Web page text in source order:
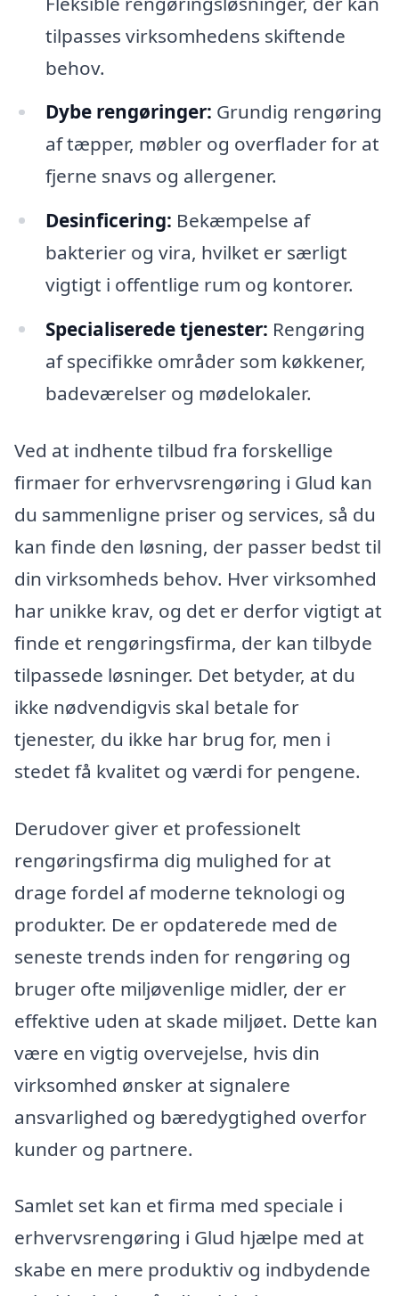
tilpasses virksomhedens skiftende
behov.
Dybe rengøringer: Grundig rengøring
af tæpper, møbler og overflader for at
fjerne snavs og allergener.
Desinficering: Bekæmpelse af
bakterier og vira, hvilket er særligt
vigtigt i offentlige rum og kontorer.
Specialiserede tjenester: Rengøring
af specifikke områder som køkkener,
badeværelser og mødelokaler.
Ved at indhente tilbud fra forskellige
firmaer for erhvervsrengøring i Glud kan
du sammenligne priser og services, så du
kan finde den løsning, der passer bedst til
din virksomheds behov. Hver virksomhed
har unikke krav, og det er derfor vigtigt at
finde et rengøringsfirma, der kan tilbyde
tilpassede løsninger. Det betyder, at du
ikke nødvendigvis skal betale for
tjenester, du ikke har brug for, men i
stedet få kvalitet og værdi for pengene.
Derudover giver et professionelt
rengøringsfirma dig mulighed for at
drage fordel af moderne teknologi og
produkter. De er opdaterede med de
seneste trends inden for rengøring og
bruger ofte miljøvenlige midler, der er
effektive uden at skade miljøet. Dette kan
være en vigtig overvejelse, hvis din
virksomhed ønsker at signalere
ansvarlighed og bæredygtighed overfor
kunder og partnere.
Samlet set kan et firma med speciale i
erhvervsrengøring i Glud hjælpe med at
skabe en mere produktiv og indbydende